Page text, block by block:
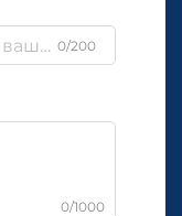
0/200
0/1000